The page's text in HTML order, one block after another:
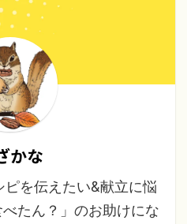
かな
を伝えたい&献立に悩
たん？」のお助けにな